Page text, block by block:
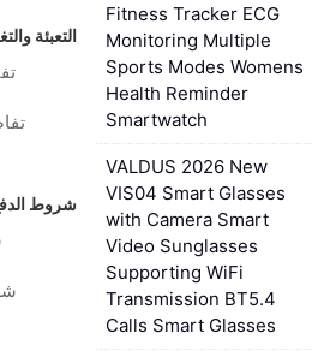
التعبئة
شروط
Fitness Tracker ECG
Monitoring Multiple
Sports Modes Womens
Health Reminder
Smartwatch
VALDUS 2026 New
VIS04 Smart Glasses
with Camera Smart
Video Sunglasses
Supporting WiFi
Transmission BT5.4
Calls Smart Glasses